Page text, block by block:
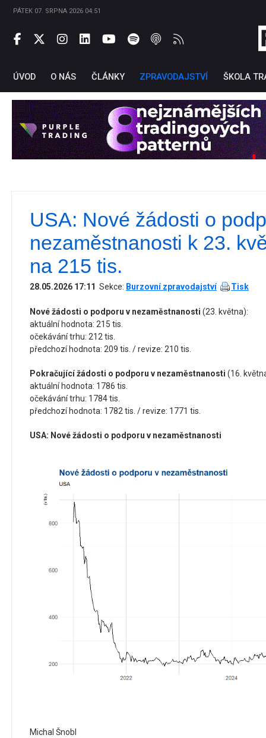
PÁTEK 07. SRPNA 2026 04:51
ÚVOD O NÁS ČLÁNKY ZPRAVODAJSTVÍ ŠKOLA
USA: Nové žádosti o
nezaměstnanosti k 23.
na 215 tis.
28.05.2026 17:11 Sekce: Burzovní zpravodajství Tisk
Nové žádosti o podporu v nezaměstnanosti (23. května):
aktuální hodnota: 215 tis.
očekávání trhu: 212 tis.
předchozí hodnota: 209 tis. / revize: 210 tis.
Pokračující žádosti o podporu v nezaměstnanosti (16.
aktuální hodnota: 1786 tis.
očekávání trhu: 1784 tis.
předchozí hodnota: 1782 tis. / revize: 1771 tis.
USA: Nové žádosti o podporu v nezaměstnanosti
Michal Šnobl